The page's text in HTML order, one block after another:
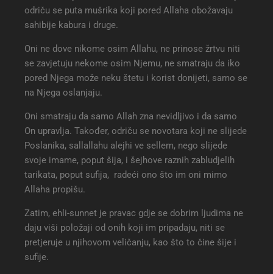
odriču se puta mušrika koji pored Allaha obožavaju
sahibije kabura i druge.
Oni ne dove nikome osim Allahu, ne prinose žrtvu niti
se zavjetuju nekome osim Njemu, ne smatraju da iko
pored Njega može neku štetu i korist donijeti, samo se
na Njega oslanjaju.
Oni smatraju da samo Allah zna nevidljivo i da samo
On upravlja. Također, odriču se novotara koji ne slijede
Poslanika, sallallahu alejhi ve sellem, nego slijede
svoje imame, poput šija, i šejhove raznih zabludjelih
tarikata, poput sufija, radeći ono što im oni mimo
Allaha propišu.
Zatim, ehli-sunnet je pravac gdje se dobrim ljudima ne
daju viši položaji od onih koji im pripadaju, niti se
pretjeruje u njihovom veličanju, kao što to čine šije i
sufije.